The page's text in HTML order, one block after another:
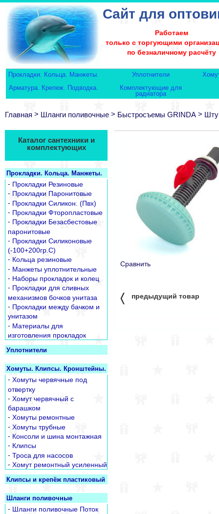
Сайт для
Работаем
только с торгующими
по безналичному расчёту
Прокладки. Кольца. Манжеты. Уплотнители
Арматура. Крепеж. Подводка.
Комплектующие для
радиатора
Главная > Шланги поливочные > Быстросъемы GRINDA >
Сравнить
〈 предыдущий товар
Каталог сантехники и
комплектующих
Прокладки. Кольца. Манжеты.
- Прокладки Резиновые
- Прокладки Паронитовые
- Прокладки Силикон. (Пвх)
- Прокладки Фторопластовые
- Прокладки Безасбестовые
паронитовые
- Прокладки Силиконовые
(-100+200гр.С)
- Кольца резиновые
- Манжеты уплотнительные
- Наборы прокладок и колец
- Прокладки для сливных
механизмов бочков унитаза
- Прокладки между бачком и
унитазом
- Материалы для
изготовления прокладок
Уплотнители
Хомуты. Клипсы. Кронштейны.
- Хомуты червячные под
отвертку
- Хомут червячный с
барашком
- Хомуты ремонтные
- Хомуты трубные
- Консоли и шина монтажная
- Клипсы
- Троса для насосов
- Хомут ремонтный усиленный
Клипсы и крепёж пластиковый
Шланги поливочные
- Шланги поливочные Поток